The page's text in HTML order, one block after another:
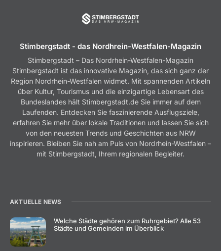
Stimbergstadt - das Nordhrein-Westfalen-Magazin
Stimbergstadt – Das Nordrhein-Westfalen-Magazin
Stimbergstadt ist das innovative Magazin, das sich ganz der
Region Nordrhein-Westfalen widmet. Mit spannenden Artikeln
über Kultur, Tourismus und die einzigartige Lebensart des
Bundeslandes hält Stimbergstadt.de Sie immer auf dem
Laufenden. Entdecken Sie faszinierende Ausflugsziele,
erfahren Sie mehr über lokale Traditionen und lassen Sie sich
von den neuesten Trends und Geschichten aus NRW
inspirieren. Bleiben Sie nah am Puls von Nordrhein-Westfalen –
mit Stimbergstadt, Ihrem regionalen Begleiter.
AKTUELLE NEWS
Welche Städte gehören zum Ruhrgebiet? Alle 53
Städte und Gemeinden im Überblick